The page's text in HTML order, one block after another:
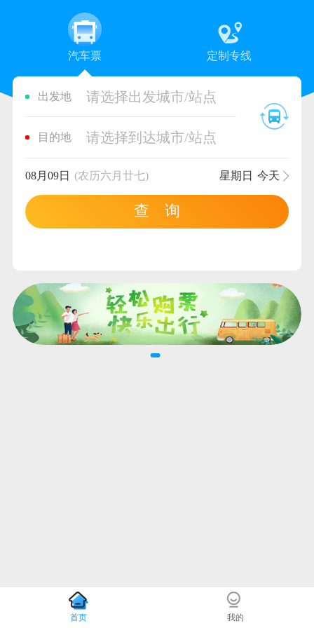
汽车票 定制专线
出发地 请选择出发城市/站点
目的地 请选择到达城市/站点
08月09日 (农历六月廿七) 星期日 今天
查 询
首页 我的